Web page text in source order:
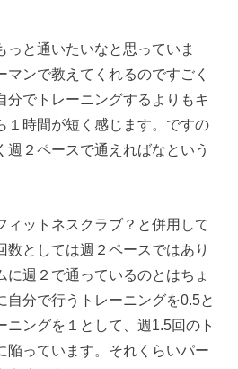
っと通いたいなと思っていま
ンで教えてくれるのですごく
分でトレーニングするよりもキ
１時間が短く感じます。ですの
週２ペースで通えればなという
ィットネスクラブ？と併用して
数としては週２ペースではあり
に週２で通っているのとはちょ
自分で行うトレーニングを0.5と
ニングを１として、週1.5回のト
陥っています。それくらいパー